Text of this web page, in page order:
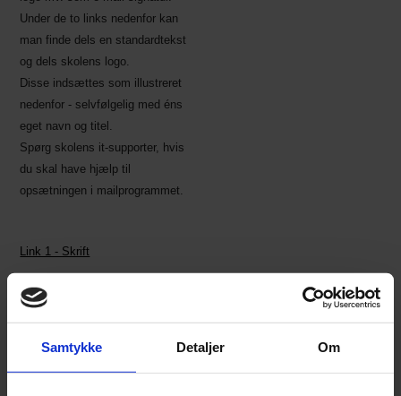
Samtykke Detaljer Om
Under de to links nedenfor kan
man finde dels en standardtekst
og dels skolens logo.
Disse indsættes som illustreret
nedenfor - selvfølgelig med éns
eget navn og titel.
Spørg skolens it-supporter, hvis
du skal have hjælp til
opsætningen i mailprogrammet.
Link 1 - Skrift
Link 2 - Logo